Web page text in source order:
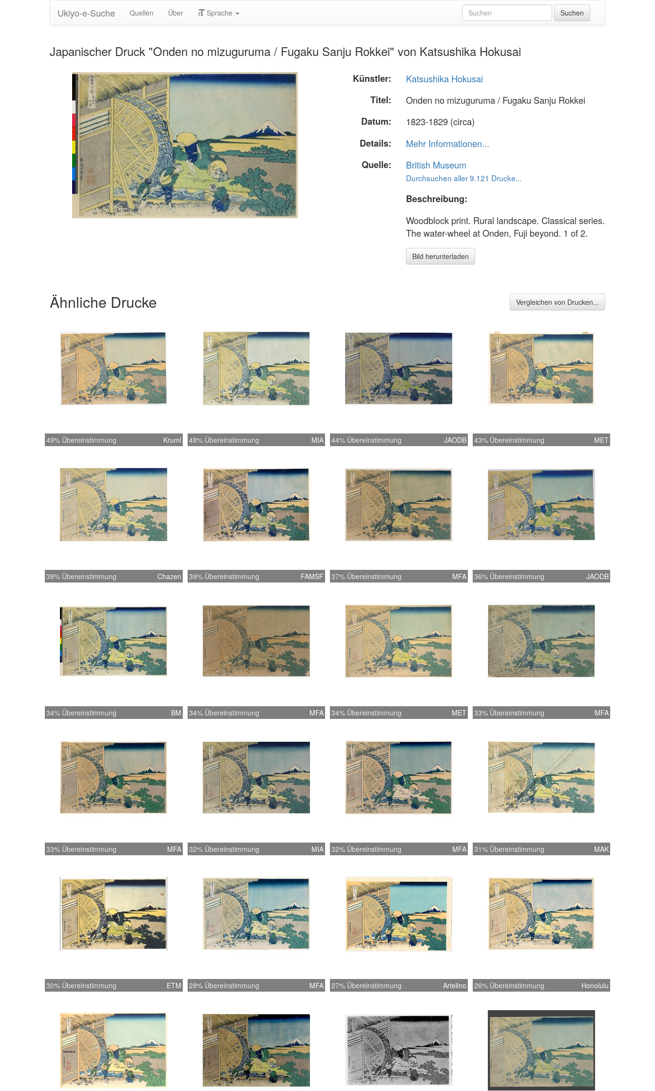
Ukiyo-e-Suche Quellen Über Sprache
Japanischer Druck "Onden no mizuguruma / Fugaku Sanju Rokkei" von Katsushika Hokusai
Künstler:
Katsushika Hokusai
Titel:
Onden no mizuguruma / Fugaku Sanju Rokkei
Datum:
1823-1829 (circa)
Details:
Mehr Informationen...
Quelle:
British Museum
Durchsuchen aller 9.121 Drucke...
Beschreibung:
Woodblock print. Rural landscape. Classical series.
The water-wheel at Onden, Fuji beyond. 1 of 2.
Bild herunterladen
Ähnliche Drucke Vergleichen von Drucken...
49% Übereinstimmung Kruml 48% Übereinstimmung MIA 44% Übereinstimmung JAODB 43% Übereinstimmung MET
39% Übereinstimmung Chazen 39% Übereinstimmung FAMSF 37% Übereinstimmung MFA 36% Übereinstimmung JAODB
34% Übereinstimmung BM 34% Übereinstimmung MFA 34% Übereinstimmung MET 33% Übereinstimmung MFA
33% Übereinstimmung MFA 32% Übereinstimmung MIA 32% Übereinstimmung MFA 31% Übereinstimmung MAK
30% Übereinstimmung ETM 28% Übereinstimmung MFA 27% Übereinstimmung Artelino 26% Übereinstimmung Honolulu